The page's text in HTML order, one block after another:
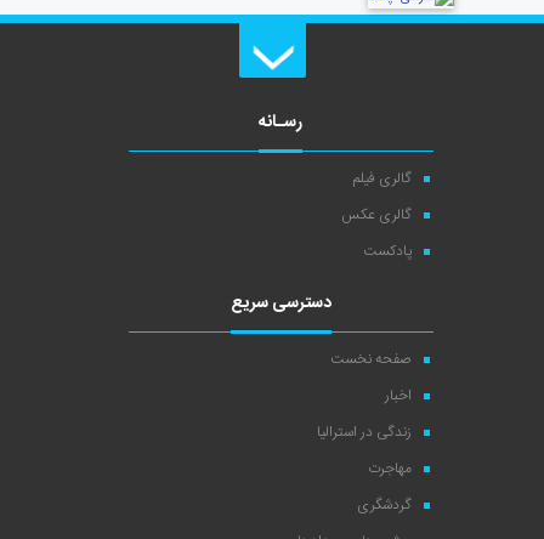
رسـانه
گالری فیلم
گالری عکس
پادکست
دسترسی سریع
صفحه نخست
اخبار
زندگی در استرالیا
مهاجرت
گردشگری